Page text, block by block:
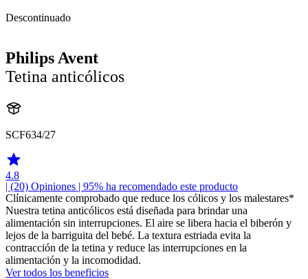
Descontinuado
Philips Avent
Tetina anticólicos
SCF634/27
4.8
| (20) Opiniones | 95% ha recomendado este producto
Clínicamente comprobado que reduce los cólicos y los malestares*
Nuestra tetina anticólicos está diseñada para brindar una
alimentación sin interrupciones. El aire se libera hacia el biberón y
lejos de la barriguita del bebé. La textura estriada evita la
contracción de la tetina y reduce las interrupciones en la
alimentación y la incomodidad.
Ver todos los beneficios